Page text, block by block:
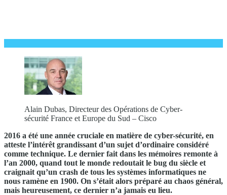
Alain Dubas, Directeur des Opérations de Cyber-
sécurité France et Europe du Sud – Cisco
2016 a été une année cruciale en matière de cyber-sécurité, en
atteste l’intérêt grandissant d’un sujet d’ordinaire considéré
comme technique. Le dernier fait dans les mémoires remonte à
l’an 2000, quand tout le monde redoutait le bug du siècle et
craignait qu’un crash de tous les systèmes informatiques ne
nous ramène en 1900. On s’était alors préparé au chaos général,
mais heureusement, ce dernier n’a jamais eu lieu.